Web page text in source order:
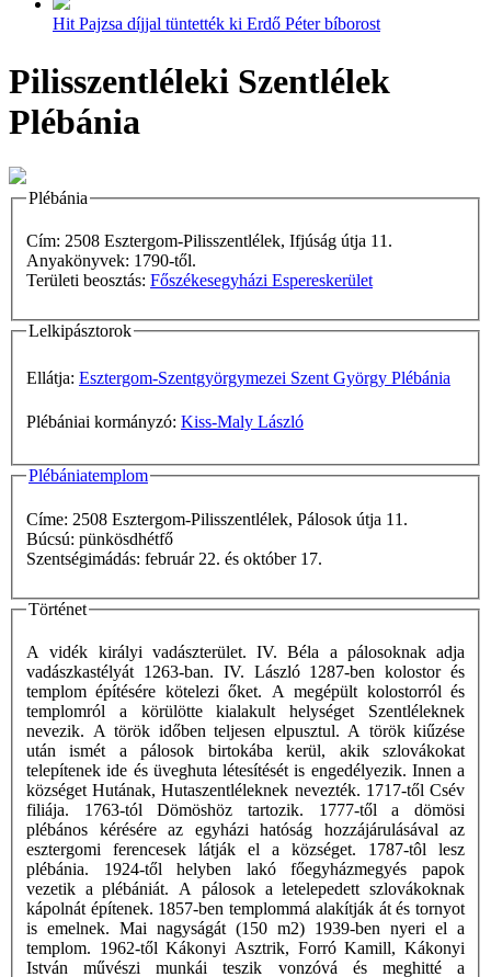
Hit Pajzsa díjjal tüntették ki Erdő Péter bíborost
Pilisszentléleki Szentlélek
Plébánia
Plébánia
Cím: 2508 Esztergom-Pilisszentlélek, Ifjúság útja 11.
Anyakönyvek: 1790-től.
Területi beosztás: Főszékesegyházi Espereskerület
Lelkipásztorok
Ellátja: Esztergom-Szentgyörgymezei Szent György Plébánia
Plébániai kormányzó: Kiss-Maly László
Plébániatemplom
Címe: 2508 Esztergom-Pilisszentlélek, Pálosok útja 11.
Búcsú: pünkösdhétfő
Szentségimádás: február 22. és október 17.
Történet
A vidék királyi vadászterület. IV. Béla a pálosoknak adja
vadászkastélyát 1263-ban. IV. László 1287-ben kolostor és
templom építésére kötelezi őket. A megépült kolostorról és
templomról a körülötte kialakult helységet Szentléleknek
nevezik. A török időben teljesen elpusztul. A török kiűzése
után ismét a pálosok birtokába kerül, akik szlovákokat
telepítenek ide és üveghuta létesítését is engedélyezik. Innen a
községet Hutának, Hutaszentléleknek nevezték. 1717-től Csév
filiája. 1763-tól Dömöshöz tartozik. 1777-től a dömösi
plébános kérésére az egyházi hatóság hozzájárulásával az
esztergomi ferencesek látják el a községet. 1787-tôl lesz
plébánia. 1924-től helyben lakó főegyházmegyés papok
vezetik a plébániát. A pálosok a letelepedett szlovákoknak
kápolnát építenek. 1857-ben templommá alakítják át és tornyot
is emelnek. Mai nagyságát (150 m2) 1939-ben nyeri el a
templom. 1962-től Kákonyi Asztrik, Forró Kamill, Kákonyi
István művészi munkái teszik vonzóvá és meghitté a